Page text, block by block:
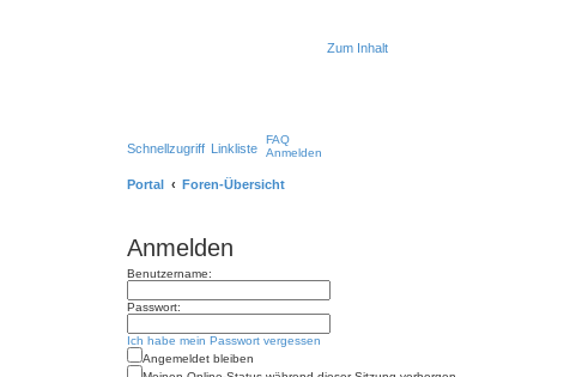
Zum Inhalt
Schnellzugriff Linkliste
FAQ
Anmelden
Portal Foren-Übersicht
Anmelden
Benutzername:
Passwort:
Ich habe mein Passwort vergessen
Angemeldet bleiben